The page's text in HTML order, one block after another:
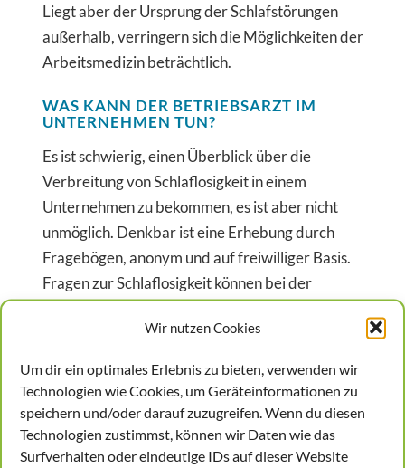
Wir nutzen Cookies
Um dir ein optimales Erlebnis zu bieten, verwenden wir
Technologien wie Cookies, um Geräteinformationen zu
speichern und/oder darauf zuzugreifen. Wenn du diesen
Technologien zustimmst, können wir Daten wie das
Surfverhalten oder eindeutige IDs auf dieser Website
Liegt aber der Ursprung der Schlafstörungen
außerhalb, verringern sich die Möglichkeiten der
Arbeitsmedizin beträchtlich.
WAS KANN DER BETRIEBSARZT IM
UNTERNEHMEN TUN?
Es ist schwierig, einen Überblick über die
Verbreitung von Schlaflosigkeit in einem
Unternehmen zu bekommen, es ist aber nicht
unmöglich. Denkbar ist eine Erhebung durch
Fragebögen, anonym und auf freiwilliger Basis.
Fragen zur Schlaflosigkeit können bei der
Vorsorgeuntersuchung gestellt werden. Wenn sich
Problem für ein Unternehmen entwickeln könnte,
dann spielt Beratung eine herausgehobene Rolle:
Das kann von der individuellen Schlafhygiene, also
Bettgehzeiten, Tätigkeiten vor dem Einschlafen